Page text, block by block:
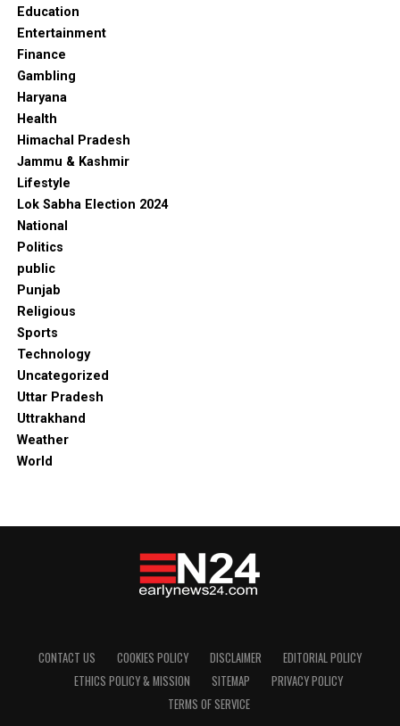
Education
Entertainment
Finance
Gambling
Haryana
Health
Himachal Pradesh
Jammu & Kashmir
Lifestyle
Lok Sabha Election 2024
National
Politics
public
Punjab
Religious
Sports
Technology
Uncategorized
Uttar Pradesh
Uttrakhand
Weather
World
CONTACT US COOKIES POLICY DISCLAIMER
EDITORIAL POLICY
ETHICS POLICY & MISSION
SITEMAP
PRIVACY POLICY
TERMS OF SERVICE